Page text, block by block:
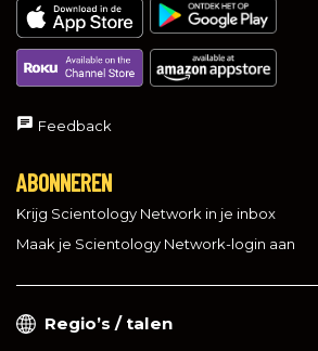
Feedback
ABONNEREN
Krijg Scientology Network in je inbox
Maak je Scientology Network-login aan
Regio’s / talen